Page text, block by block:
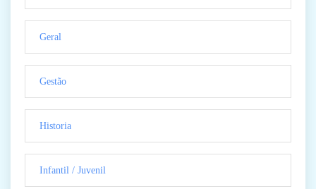
Geral
Gestão
Historia
Infantil / Juvenil